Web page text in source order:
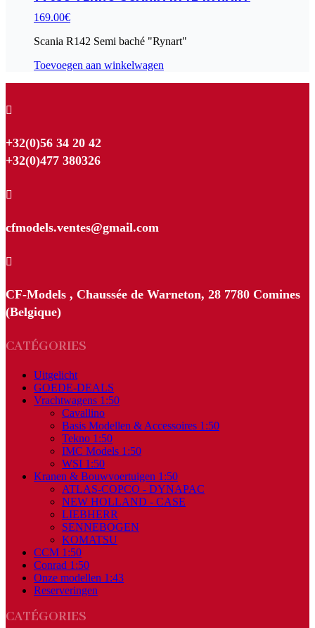
169.00€
Scania R142 Semi baché "Rynart"
Toevoegen aan winkelwagen

+32(0)56 34 20 42
+32(0)477 380326

cfmodels.ventes@gmail.com

CF-Models , Chaussée de Warneton, 28 7780 Comines
(Belgique)
CATÉGORIES
Uitgelicht
GOEDE-DEALS
Vrachtwagens 1:50
Cavallino
Basis Modellen & Accessoires 1:50
Tekno 1:50
IMC Models 1:50
WSI 1:50
Kranen & Bouwvoertuigen 1:50
ATLAS-COPCO - DYNAPAC
NEW HOLLAND - CASE
LIEBHERR
SENNEBOGEN
KOMATSU
CCM 1:50
Conrad 1:50
Onze modellen 1:43
Reserveringen
CATÉGORIES